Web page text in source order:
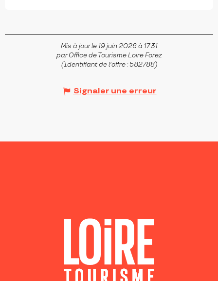
Mis à jour le 19 juin 2026 à 17:31
par Office de Tourisme Loire Forez
(Identifiant de l'offre : 582788)
Signaler une erreur